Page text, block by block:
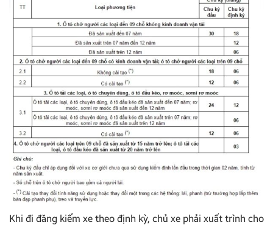
Khi đi đăng kiểm xe theo định kỳ, chủ xe phải xuất trình cho